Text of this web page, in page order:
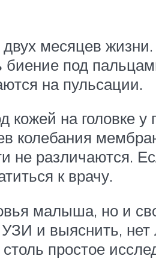
месяцев
биение под
на пульсации.
на головке у
колебания
не различаются.
к врачу.
малыша, но и
и выяснить, нет
простое